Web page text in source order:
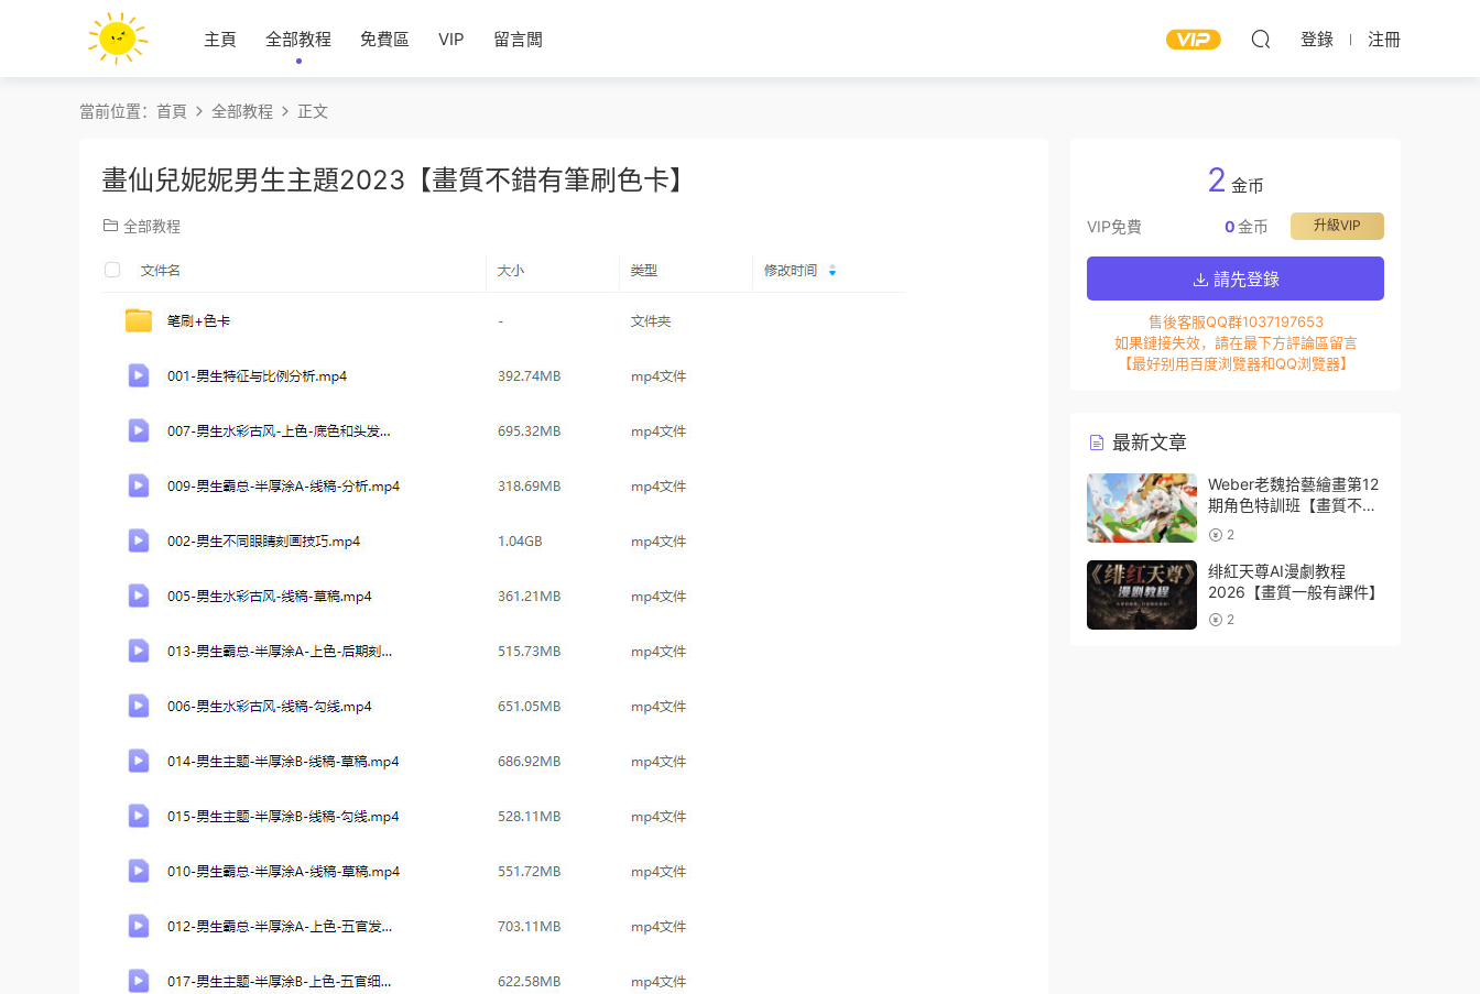
主頁 全部教程 免費區 VIP 留言闆 登錄 注冊
當前位置： 首頁 全部教程 正文
畫仙兒妮妮男生主題2023【畫質不錯有筆刷色卡】
全部教程
2 金币
VIP免費 升級VIP
0金币
請先登錄
售後客服QQ群1037197653
如果鏈接失效，請在最下方評論區留言
【最好别用百度浏覽器和QQ浏覽器】
最新文章
Weber老魏拾藝繪畫第12
期角色特訓班【畫質不錯
隻有視頻】
2
绯紅天尊AI漫劇教程
2026【畫質一般有課件】
2